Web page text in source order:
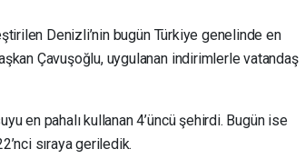
Denizli’nin bugün Türkiye genelinde en
Çavuşoğlu, uygulanan indirimlerle vatandaş
en pahalı kullanan 4’üncü şehirdi. Bugün ise
sıraya geriledik.